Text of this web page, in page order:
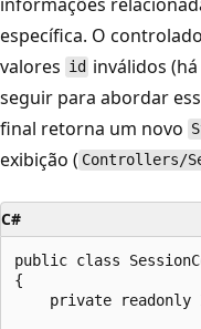
específica. O
valores id inválidos
seguir para abordar
final retorna um novo
exibição ( Controllers/
C#
public class
{
private readonly